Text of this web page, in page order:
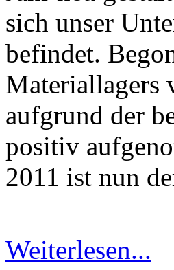
sich unser
befindet.
Materiallagers
aufgrund der
positiv
2011 ist nun
Weiterlesen...